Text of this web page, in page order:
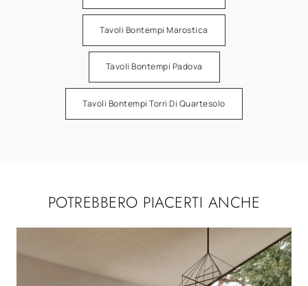
Tavoli Bontempi Marostica
Tavoli Bontempi Padova
Tavoli Bontempi Torri Di Quartesolo
POTREBBERO PIACERTI ANCHE